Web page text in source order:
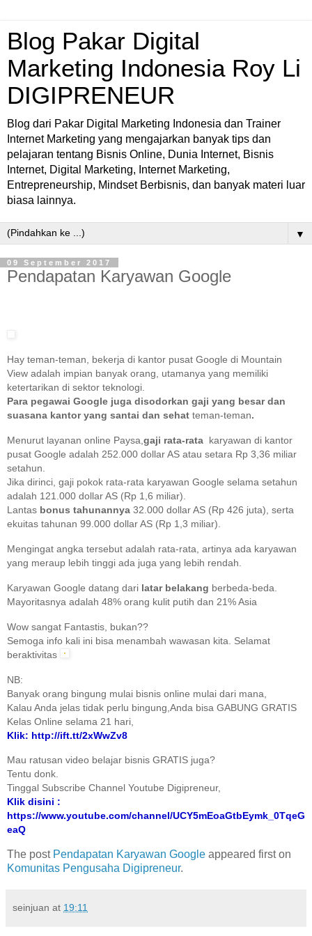
Blog Pakar Digital
Marketing Indonesia Roy Li
DIGIPRENEUR
Blog dari Pakar Digital Marketing Indonesia dan Trainer
Internet Marketing yang mengajarkan banyak tips dan
pelajaran tentang Bisnis Online, Dunia Internet, Bisnis
Internet, Digital Marketing, Internet Marketing,
Entrepreneurship, Mindset Berbisnis, dan banyak materi luar
biasa lainnya.
▼
09 September 2017
Pendapatan Karyawan Google
Hay teman-teman, bekerja di kantor pusat Google di Mountain
View adalah impian banyak orang, utamanya yang memiliki
ketertarikan di sektor teknologi.
Para pegawai Google juga disodorkan gaji yang besar dan
suasana kantor yang santai dan sehat teman-teman.
Menurut layanan online Paysa,gaji rata-rata karyawan di kantor
pusat Google adalah 252.000 dollar AS atau setara Rp 3,36 miliar
setahun.
Jika dirinci, gaji pokok rata-rata karyawan Google selama setahun
adalah 121.000 dollar AS (Rp 1,6 miliar).
Lantas bonus tahunannya 32.000 dollar AS (Rp 426 juta), serta
ekuitas tahunan 99.000 dollar AS (Rp 1,3 miliar).
Mengingat angka tersebut adalah rata-rata, artinya ada karyawan
yang meraup lebih tinggi ada juga yang lebih rendah.
Karyawan Google datang dari latar belakang berbeda-beda.
Mayoritasnya adalah 48% orang kulit putih dan 21% Asia
Wow sangat Fantastis, bukan??
Semoga info kali ini bisa menambah wawasan kita. Selamat
beraktivitas
NB:
Banyak orang bingung mulai bisnis online mulai dari mana,
Kalau Anda jelas tidak perlu bingung,Anda bisa GABUNG GRATIS
Kelas Online selama 21 hari,
Klik: http://ift.tt/2xWwZv8
Mau ratusan video belajar bisnis GRATIS juga?
Tentu donk.
Tinggal Subscribe Channel Youtube Digipreneur,
Klik disini :
https://www.youtube.com/channel/UCY5mEoaGtbEymk_0TqeG
eaQ
The post Pendapatan Karyawan Google appeared first on
Komunitas Pengusaha Digipreneur.
seinjuan at 19:11